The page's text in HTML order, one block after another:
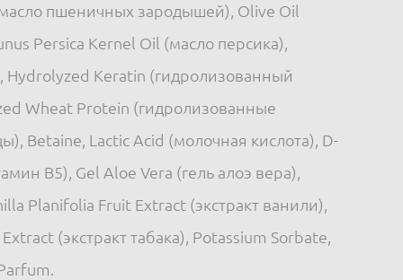
пшеничных зародышей), Olive Oil
Persica Kernel Oil (масло персика),
Hydrolyzed Keratin (гидролизованный
Wheat Protein (гидролизованные
Betaine, Lactic Acid (молочная кислота), D-
В5), Gel Aloe Vera (гель алоэ вера),
Planifolia Fruit Extract (экстракт ванили),
(экстракт табака), Potassium Sorbate,